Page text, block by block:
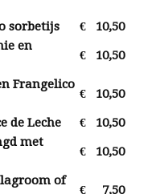
sorbetijs €
10,50
en
€
10,50
Frangelico
€
10,50
de Leche
€
10,50
met
€
10,50
of
€
7,50